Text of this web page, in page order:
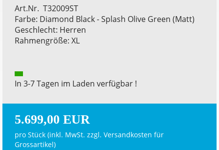
Art.Nr. T32009ST
Farbe: Diamond Black - Splash Olive Green (Matt)
Geschlecht: Herren
Rahmengröße: XL
In 3-7 Tagen im Laden verfügbar !
5.699,00 EUR
pro Stück (inkl. MwSt. zzgl. Versandkosten für
Grossartikel)